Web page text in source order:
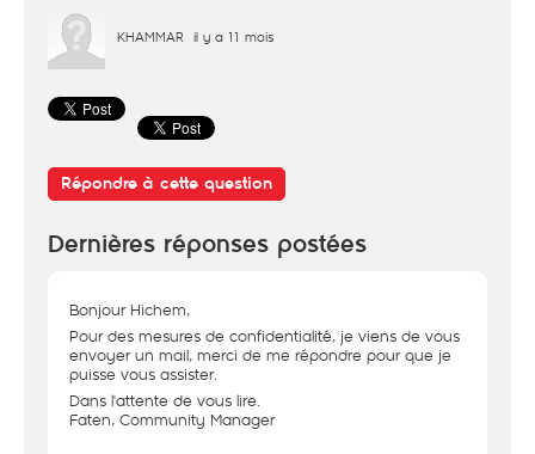
KHAMMAR il y a 11 mois
Répondre à cette question
Dernières réponses postées
Bonjour Hichem,
Pour des mesures de confidentialité, je viens de vous
envoyer un mail, merci de me répondre pour que je
puisse vous assister.
Dans l'attente de vous lire.
Faten, Community Manager